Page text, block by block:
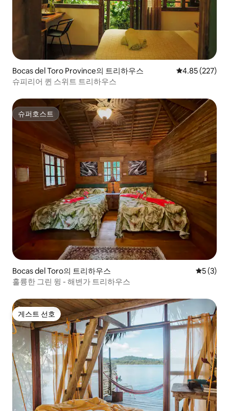
Bocas del Toro Province의 트리하우스 평점 4.85점(5
4.85 (227)
슈피리어 퀸 스위트 트리하우스
슈퍼호스트
슈퍼호스트
Bocas del Toro의 트리하우스 평점 5점
5 (3)
훌륭한 그린 윙 - 해변가 트리하우스
게스트 선호
게스트 선호